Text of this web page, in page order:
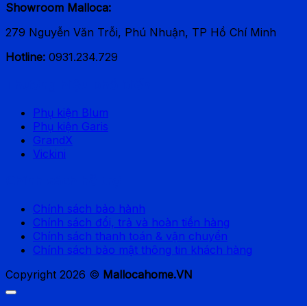
Showroom Malloca:
279 Nguyễn Văn Trỗi, Phú Nhuận, TP Hồ Chí Minh
Hotline: 0931.234.729
Phụ kiện Blum
Phụ kiện Garis
GrandX
Vickini
Chính sách bảo hành
Chính sách đổi, trả và hoàn tiền hàng
Chính sách thanh toán & vận chuyển
Chính sách bảo mật thông tin khách hàng
Copyright 2026 © Mallocahome.VN